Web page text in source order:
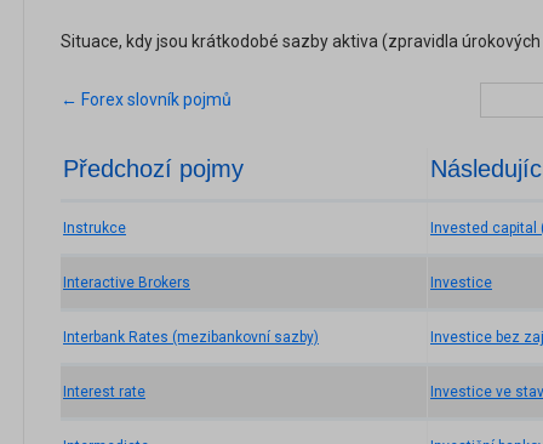
Situace, kdy jsou krátkodobé sazby aktiva (zpravidla
← Forex slovník pojmů
Předchozí pojmy
Instrukce
Interactive Brokers
Interbank Rates (mezibankovní sazby)
Interest rate
Invested capital
Investice
Investice bez
Investice ve